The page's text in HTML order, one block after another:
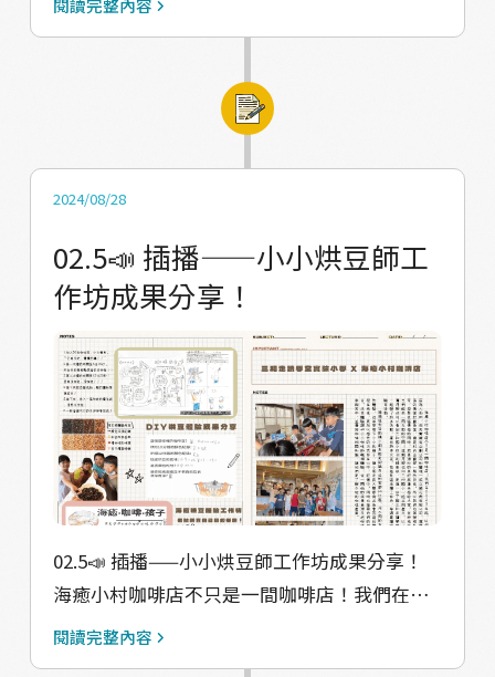
許多活動，產出許多火花 包括社區走讀工作
坊、每週晨讀時光、烘豆體驗課和小小咖啡師
本知識，而是涵蓋更多實踐性和互動性的內
學校和海癒能夠共同推動在地事務，推動社區
的可持續發展。 🫘烘豆體驗 從介紹華源咖啡
中，並傳授咖啡相關知識，讓他們更了解本地
的咖啡產業🫘 放上小朋友們烘豆的成果及學習
單，用在地化的課程讓他們能夠用不同的方式
記得自己的家鄉 無論是五感的感官接觸，還是
親自去體驗、得到成就感，都是一種和地方的
特別連結。 小朋友們還做了一首詩給海癒，快
點進去海灣月報網站仔細看看吧！ 💬未來想像
結合第一期月報的華源五感DNA地圖，帶著小
朋友們到社區走讀 也結合第二期月報和他們說
閱讀完整內容
2024/08/28
02.5📣 插播——小小烘豆師工
作坊成果分享！
02.5📣 插播——小小烘豆師工作坊成果分享！
海癒小村咖啡店不只是一間咖啡店！我們在
2023年起，以佇立在太麻里鄉入口處的海癒小
閱讀完整內容